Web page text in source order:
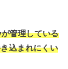
管理している
込まれにくい